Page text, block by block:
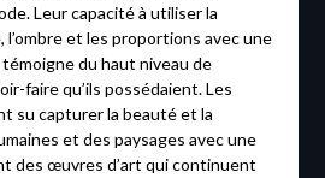
Leur capacité à utiliser la
l’ombre et les proportions avec une
du haut niveau de
faire qu’ils possédaient. Les
su capturer la beauté et la
et des paysages avec une
des œuvres d’art qui continuent